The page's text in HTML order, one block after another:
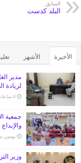
السابق
البلد كدست
الأخيرة الأشهر
مدير
لزيادة
‏6 ساعات مضت
جمعية
والإبداع
وزير